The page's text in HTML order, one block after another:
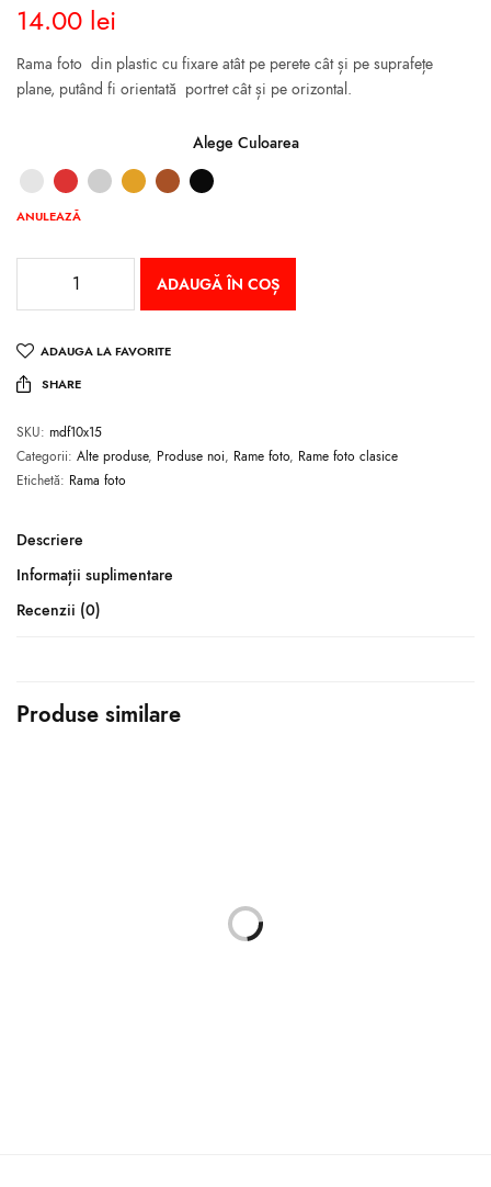
14.00 lei
Rama foto din plastic cu fixare atât pe perete cât și pe suprafețe
plane, putând fi orientată portret cât și pe orizontal.
Alege Culoarea
ANULEAZĂ
ADAUGĂ ÎN COȘ
ADAUGA LA FAVORITE
SHARE
SKU: mdf10x15
Categorii: Alte produse, Produse noi, Rame foto, Rame foto clasice
Etichetă: Rama foto
Descriere
Informații suplimentare
Recenzii (0)
Produse similare